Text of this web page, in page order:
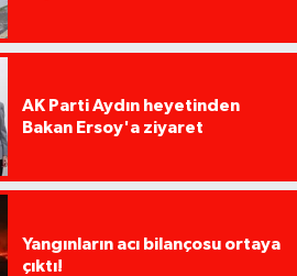
AK Parti Aydın heyetinden
Bakan Ersoy'a ziyaret
Yangınların acı bilançosu ortaya
çıktı!